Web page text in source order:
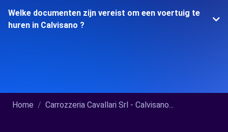
Welke documenten zijn vereist om een voertuig te
huren in Calvisano ?
Home Carrozzeria Cavallari Srl - Calvisano...